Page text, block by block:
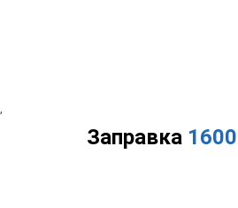
Заправка